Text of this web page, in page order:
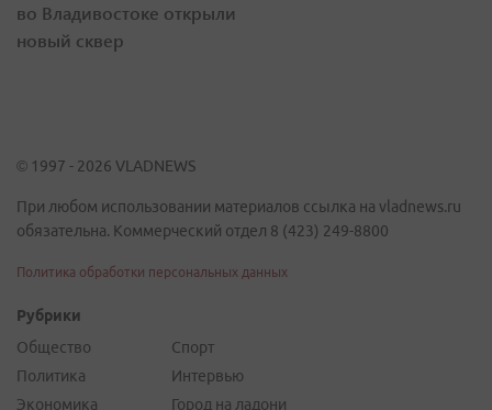
во Владивостоке открыли
новый сквер
© 1997 - 2026 VLADNEWS
При любом использовании материалов ссылка на vladnews.ru
обязательна. Коммерческий отдел 8 (423) 249-8800
Политика обработки персональных данных
Рубрики
Общество
Политика
Экономика
Спорт
Интервью
Город на ладони